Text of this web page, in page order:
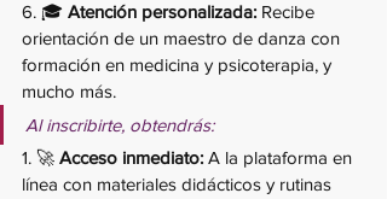
6. 🎓 Atención personalizada: Recibe
orientación de un maestro de danza con
formación en medicina y psicoterapia, y
mucho más.
Al inscribirte, obtendrás:
1. 🚀 Acceso inmediato: A la plataforma en
línea con materiales didácticos y rutinas